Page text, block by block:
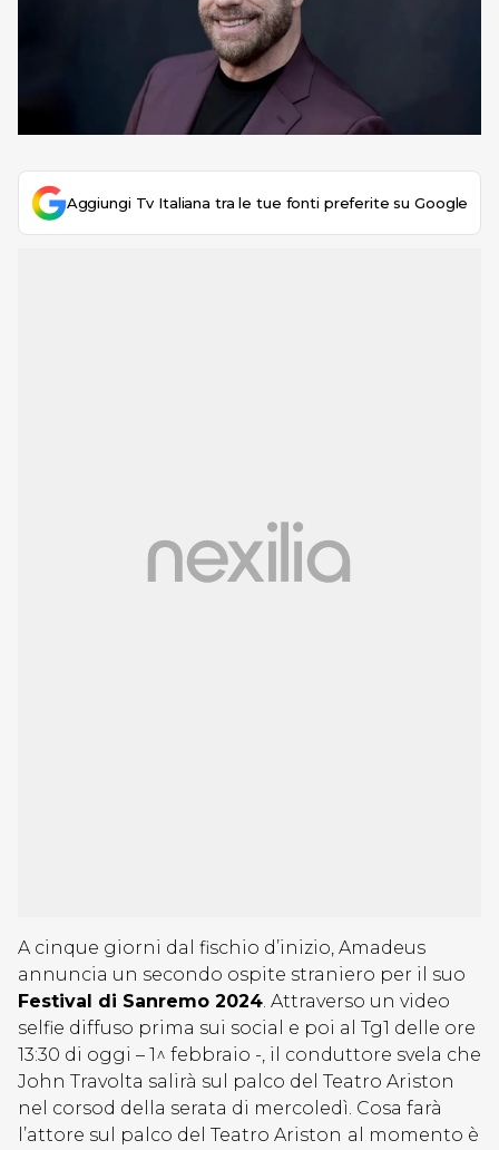
Aggiungi Tv Italiana tra le tue fonti preferite su Google
A cinque giorni dal fischio d’inizio, Amadeus
annuncia un secondo ospite straniero per il suo
Festival di Sanremo 2024. Attraverso un video
selfie diffuso prima sui social e poi al Tg1 delle ore
13:30 di oggi – 1^ febbraio -, il conduttore svela che
John Travolta salirà sul palco del Teatro Ariston
nel corsod della serata di mercoledì. Cosa farà
l’attore sul palco del Teatro Ariston al momento è